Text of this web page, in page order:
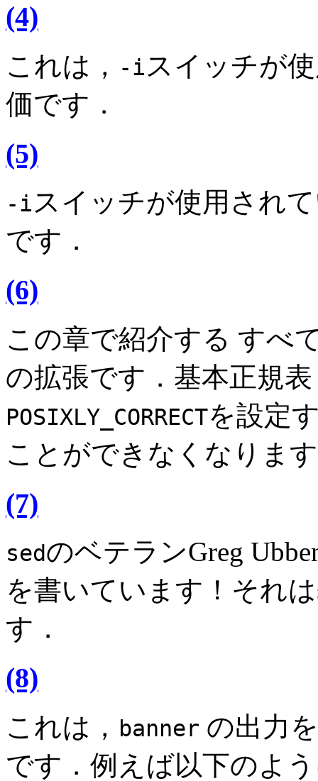
(4)
これは， -iスイッチが
価です．
(5)
-iスイッチが使用され
です．
(6)
この章で紹介する すべ
の拡張です．基本正規
POSIXLY_CORRECTを設定
ことができなくなりま
(7)
sedのベテランGreg
を書いています！それ
す．
(8)
これは， banner の出力
です．例えば以下のよ